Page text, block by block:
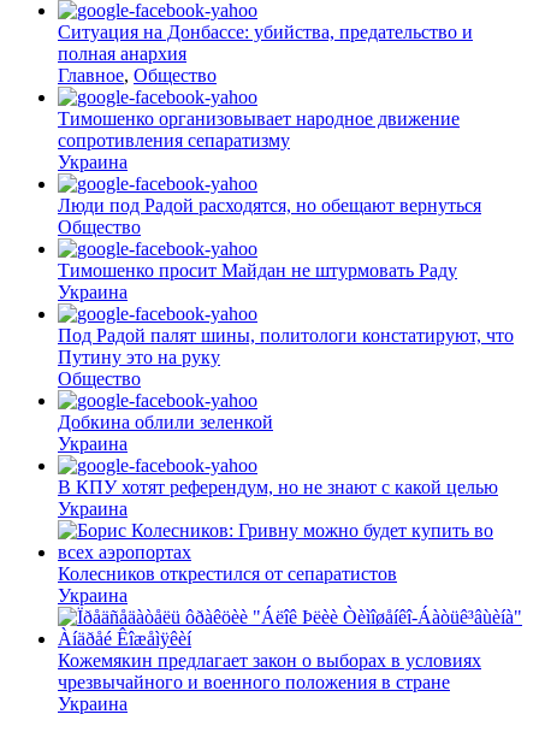
Ситуация на Донбассе: убийства, предательство и
полная анархия
Главное, Общество
Тимошенко организовывает народное движение
сопротивления сепаратизму
Украина
Люди под Радой расходятся, но обещают вернуться
Общество
Тимошенко просит Майдан не штурмовать Раду
Украина
Под Радой палят шины, политологи констатируют, что
Путину это на руку
Общество
Добкина облили зеленкой
Украина
В КПУ хотят референдум, но не знают с какой целью
Украина
Колесников открестился от сепаратистов
Украина
Кожемякин предлагает закон о выборах в условиях
чрезвычайного и военного положения в стране
Украина